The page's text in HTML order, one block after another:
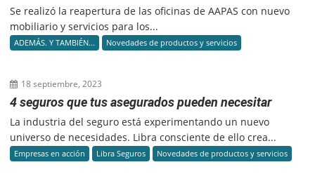
Se realizó la reapertura de las oficinas de AAPAS con nuevo
mobiliario y servicios para los...
ADEMÁS. Y TAMBIÉN... Novedades de productos y servicios
18 septiembre, 2023
4 seguros que tus asegurados pueden necesitar
La industria del seguro está experimentando un nuevo
universo de necesidades. Libra consciente de ello crea...
Empresas en acción Libra Seguros Novedades de productos y servicios